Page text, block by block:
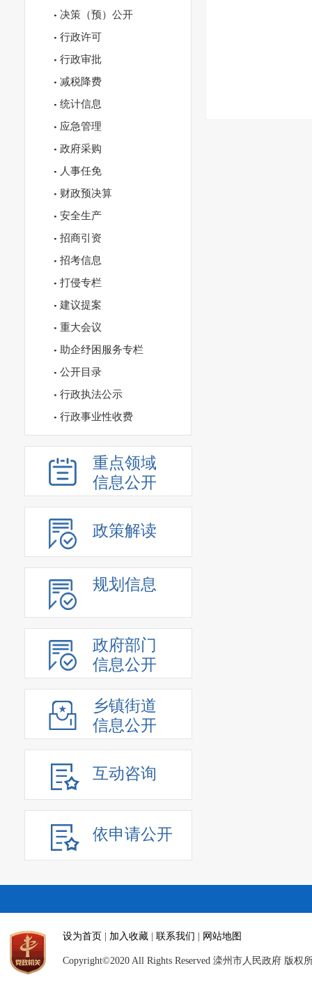
决策（预）公开
行政许可
行政审批
减税降费
统计信息
应急管理
政府采购
人事任免
财政预决算
安全生产
招商引资
招考信息
打侵专栏
建议提案
重大会议
助企纾困服务专栏
公开目录
行政执法公示
行政事业性收费
重点领域
信息公开
政策解读
规划信息
政府部门
信息公开
乡镇街道
信息公开
互动咨询
依申请公开
设为首页 加入收藏 联系我们 网站地图
Copyright©2020 All Rights Reserved 滦州市人民政府 版权